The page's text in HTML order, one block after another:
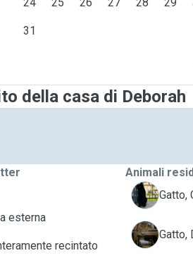
31
della casa di Deborah
esterna
recintato
Animali
C
Gatto,
D Gatto,